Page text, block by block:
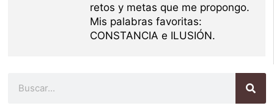
retos y metas que me propongo.
Mis palabras favoritas:
CONSTANCIA e ILUSIÓN.